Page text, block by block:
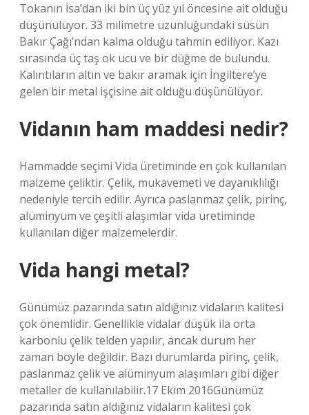
Tokanın İsa’dan iki bin üç yüz yıl öncesine ait olduğu
düşünülüyor. 33 milimetre uzunluğundaki süsün
Bakır Çağı’ndan kalma olduğu tahmin ediliyor. Kazı
sırasında üç taş ok ucu ve bir düğme de bulundu.
Kalıntıların altın ve bakır aramak için İngiltere’ye
gelen bir metal işçisine ait olduğu düşünülüyor.
Vidanın ham maddesi nedir?
Hammadde seçimi Vida üretiminde en çok kullanılan
malzeme çeliktir. Çelik, mukavemeti ve dayanıklılığı
nedeniyle tercih edilir. Ayrıca paslanmaz çelik, pirinç,
alüminyum ve çeşitli alaşımlar vida üretiminde
kullanılan diğer malzemelerdir.
Vida hangi metal?
Günümüz pazarında satın aldığınız vidaların kalitesi
çok önemlidir. Genellikle vidalar düşük ila orta
karbonlu çelik telden yapılır, ancak durum her
zaman böyle değildir. Bazı durumlarda pirinç, çelik,
paslanmaz çelik ve alüminyum alaşımları gibi diğer
metaller de kullanılabilir.17 Ekim 2016Günümüz
pazarında satın aldığınız vidaların kalitesi çok